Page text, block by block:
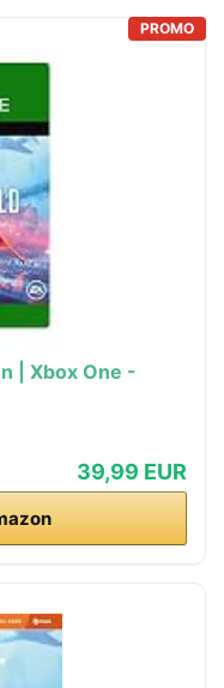
PROMO
| Xbox One -
39,99 EUR